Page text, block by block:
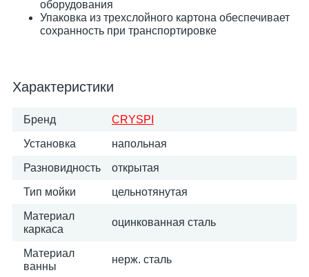
оборудования
Упаковка из трехслойного картона обеспечивает
сохранность при транспортировке
Характеристики
Бренд CRYSPI
Установка напольная
Разновидность открытая
Тип мойки цельнотянутая
Материал
каркаса
оцинкованная сталь
Материал
ванны
нерж. сталь